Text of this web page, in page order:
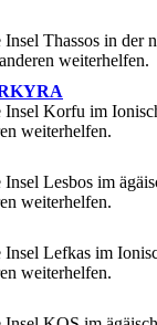
Thassos in
weiterhelfen.
Korfu im
weiterhelfen.
Lesbos im
weiterhelfen.
Lefkas im
weiterhelfen.